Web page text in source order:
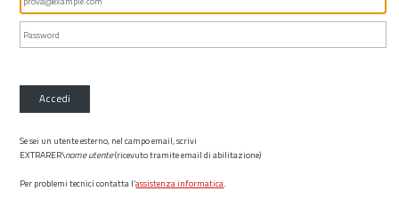
Accedi
Se sei un utente esterno, nel campo email, scrivi
EXTRARER\nome utente(ricevuto tramite email di abilitazione)
Per problemi tecnici contatta l’assistenza informatica.